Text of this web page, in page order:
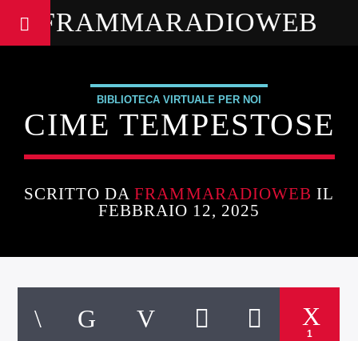
FRAMMARADIOWEB
BIBLIOTECA VIRTUALE PER NOI
CIME TEMPESTOSE
SCRITTO DAFRAMMARADIOWEB IL
FEBBRAIO 12, 2025
1